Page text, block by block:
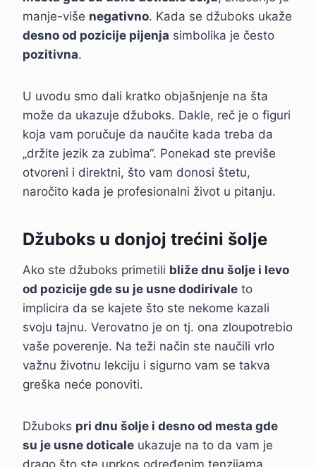
manje-više negativno. Kada se džuboks ukaže
desno od pozicije pijenja simbolika je često
pozitivna.
U uvodu smo dali kratko objašnjenje na šta
može da ukazuje džuboks. Dakle, reč je o figuri
koja vam poručuje da naučite kada treba da
„držite jezik za zubima“. Ponekad ste previše
otvoreni i direktni, što vam donosi štetu,
naročito kada je profesionalni život u pitanju.
Džuboks u donjoj trećini šolje
Ako ste džuboks primetili bliže dnu šolje i levo
od pozicije gde su je usne dodirivale to
implicira da se kajete što ste nekome kazali
svoju tajnu. Verovatno je on tj. ona zloupotrebio
vaše poverenje. Na teži način ste naučili vrlo
važnu životnu lekciju i sigurno vam se takva
greška neće ponoviti.
Džuboks pri dnu šolje i desno od mesta gde
su je usne doticale ukazuje na to da vam je